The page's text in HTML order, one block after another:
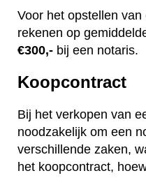
Voor het opstellen
rekenen op
€300,- bij een notaris.
Koopcontract
Bij het verkopen van
noodzakelijk om een
verschillende zaken,
het koopcontract,